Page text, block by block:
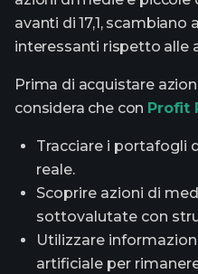
avanti di 17,1, scambiano
interessanti rispetto alle
Prima di acquistare
considera che con Profit
Tracciare i portafogli
reale.
Scoprire azioni di
sottovalutate con
Utilizzare
artificiale per